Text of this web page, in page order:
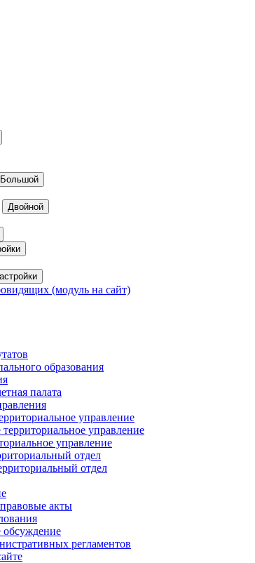
Большой
Двойной
(модуль на сайт)
образования
палата
управление
территориальное управление
управление
отдел
отдел
акты
регламентов